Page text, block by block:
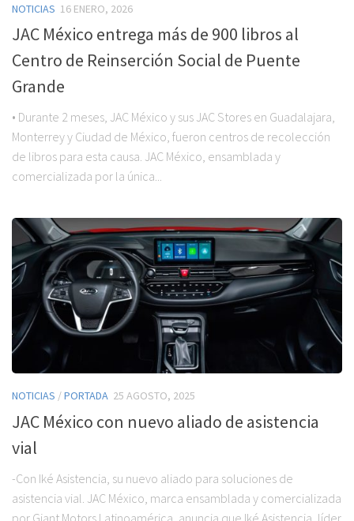
NOTICIAS 16 ENERO, 2026
JAC México entrega más de 900 libros al
Centro de Reinserción Social de Puente
Grande
• Durante 2 meses, JAC México y sus JAC Stores en Guadalajara,
Monterrey y Ciudad de México, fueron centros de recolección
de libros para esta causa. JAC México, ensamblada y
comercializada por la única...
NOTICIAS /PORTADA 25 AGOSTO, 2025
JAC México con nuevo aliado de asistencia
vial
-Con Iké Asistencia, su nuevo aliado para soluciones de
asistencia vial. JAC México, marca ensamblada y comercializada
por Giant Motors Latinoamérica, anuncia que Iké Asistencia, líder